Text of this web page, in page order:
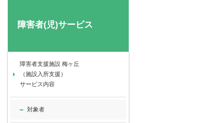
障害者(児)サービス
障害者支援施設 梅ヶ丘
（施設入所支援）
サービス内容
対象者